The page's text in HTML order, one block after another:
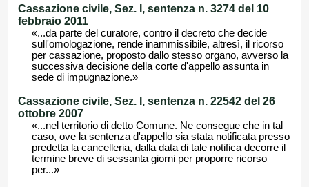
Cassazione civile, Sez. I, sentenza n. 3274 del 10
febbraio 2011
«...da parte del curatore, contro il decreto che decide
sull'omologazione, rende inammissibile, altresì, il ricorso
per cassazione, proposto dallo stesso organo, avverso la
successiva decisione della corte d'appello assunta in
sede di impugnazione.»
Cassazione civile, Sez. I, sentenza n. 22542 del 26
ottobre 2007
«...nel territorio di detto Comune. Ne consegue che in tal
caso, ove la sentenza d'appello sia stata notificata presso
predetta la cancelleria, dalla data di tale notifica decorre il
termine breve di sessanta giorni per proporre ricorso
per...»